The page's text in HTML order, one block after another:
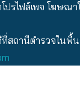
ปรไฟล์เพจ โฆษณ
ที่สถานีตำรวจในพื้